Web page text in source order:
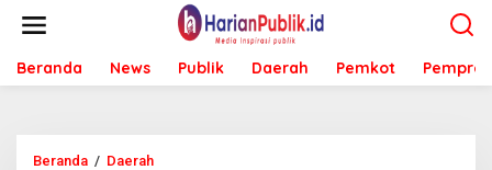
t
Beranda News Publik Daerah Pemkot Pemprov
Beranda / Daerah